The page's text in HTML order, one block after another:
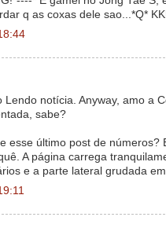
q as coxas dele sao...*Q*
Lendo notícia. Anyway, amo a
sabe?
esse último post de
A página carrega
e a parte lateral grudada